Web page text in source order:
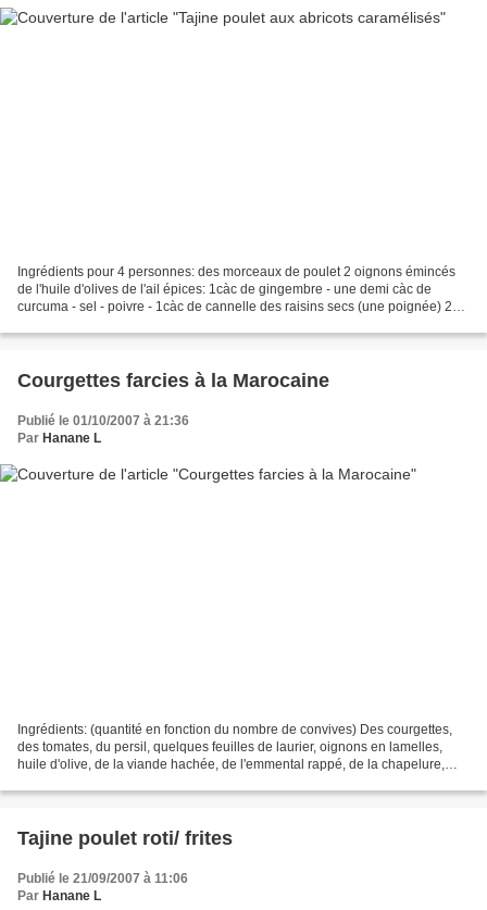
Ingrédients pour 4 personnes: des morceaux de poulet 2 oignons émincés
de l'huile d'olives de l'ail épices: 1càc de gingembre - une demi càc de
curcuma - sel - poivre - 1càc de cannelle des raisins secs (une poignée) 200
Courgettes farcies à la Marocaine
Publié le 01/10/2007 à 21:36
Par Hanane L
Ingrédients: (quantité en fonction du nombre de convives) Des courgettes,
des tomates, du persil, quelques feuilles de laurier, oignons en lamelles,
huile d'olive, de la viande hachée, de l'emmental rappé, de la chapelure,
Tajine poulet roti/ frites
Publié le 21/09/2007 à 11:06
Par Hanane L